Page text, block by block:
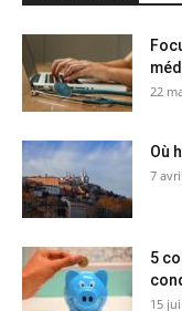
22
Où
7
5
15